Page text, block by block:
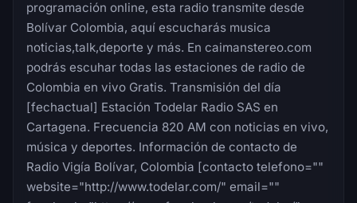
programación online, esta radio transmite desde
Bolívar Colombia, aquí escucharás musica
noticias,talk,deporte y más. En caimanstereo.com
podrás escuhar todas las estaciones de radio de
Colombia en vivo Gratis. Transmisión del día
[fechactual] Estación Todelar Radio SAS en
Cartagena. Frecuencia 820 AM con noticias en vivo,
música y deportes. Información de contacto de
Radio Vigía Bolívar, Colombia [contacto telefono=""
website="http://www.todelar.com/" email=""